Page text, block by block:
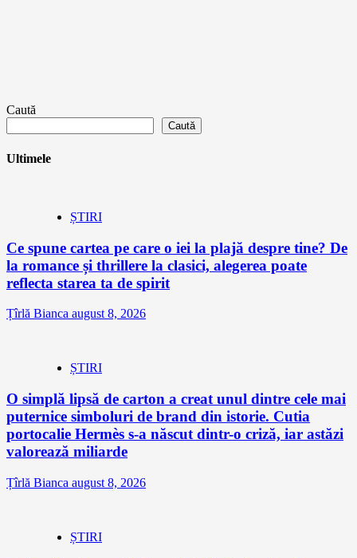
Caută
Caută
Ultimele
ȘTIRI
Ce spune cartea pe care o iei la plajă despre tine? De
la romance și thrillere la clasici, alegerea poate
reflecta starea ta de spirit
Țîrlă Bianca august 8, 2026
ȘTIRI
O simplă lipsă de carton a creat unul dintre cele mai
puternice simboluri de brand din istorie. Cutia
portocalie Hermès s-a născut dintr-o criză, iar astăzi
valorează miliarde
Țîrlă Bianca august 8, 2026
ȘTIRI